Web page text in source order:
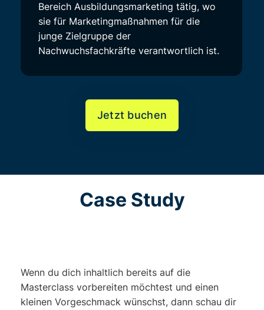
Bereich Ausbildungsmarketing tätig, wo
sie für Marketingmaßnahmen für die
junge Zielgruppe der
Nachwuchsfachkräfte verantwortlich ist.
Jetzt buchen
Case Study
Wenn du dich inhaltlich bereits auf die
Masterclass vorbereiten möchtest und einen
kleinen Vorgeschmack wünschst, dann schau dir